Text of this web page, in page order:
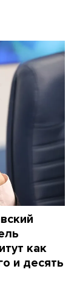
как
и десять